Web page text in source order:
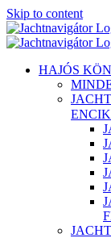
Skip to content
HAJÓS